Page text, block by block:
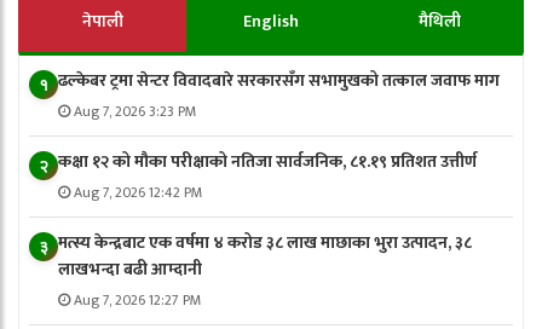
नेपाली English मैथिली
१ ढल्केबर ट्रमा सेन्टर विवादबारे सरकारसँग सभामुखको तत्काल जवाफ माग
Aug 7, 2026 3:23 PM
२ कक्षा १२ को मौका परीक्षाको नतिजा सार्वजनिक, ८१.१९ प्रतिशत उत्तीर्ण
Aug 7, 2026 12:42 PM
३ मत्स्य केन्द्रबाट एक वर्षमा ४ करोड ३८ लाख माछाका भुरा उत्पादन, ३८
लाखभन्दा बढी आम्दानी
Aug 7, 2026 12:27 PM